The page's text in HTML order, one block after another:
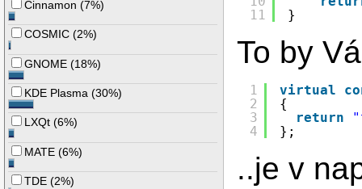
Cinnamon (7%)
COSMIC (2%)
GNOME (18%)
KDE Plasma (30%)
LXQt (6%)
MATE (6%)
TDE (2%)
11
}
To by
1
2
3
4
virtual
{
return
};
..je v